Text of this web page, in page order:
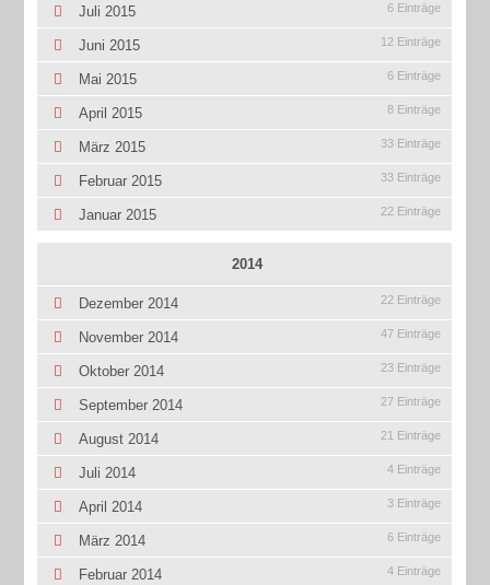
Juli 2015 6 Einträge
Juni 2015 12 Einträge
Mai 2015 6 Einträge
April 2015 8 Einträge
März 2015 33 Einträge
Februar 2015 33 Einträge
Januar 2015 22 Einträge
2014
Dezember 2014 22 Einträge
November 2014 47 Einträge
Oktober 2014 23 Einträge
September 2014 27 Einträge
August 2014 21 Einträge
Juli 2014 4 Einträge
April 2014 3 Einträge
März 2014 6 Einträge
Februar 2014 4 Einträge